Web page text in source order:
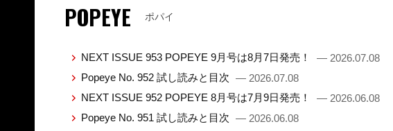
POPEYE ポパイ
NEXT ISSUE 953 POPEYE 9月号は8月7日発売！
— 2026.07.08
Popeye No. 952 試し読みと目次 — 2026.07.08
NEXT ISSUE 952 POPEYE 8月号は7月9日発売！
— 2026.06.08
Popeye No. 951 試し読みと目次 — 2026.06.08